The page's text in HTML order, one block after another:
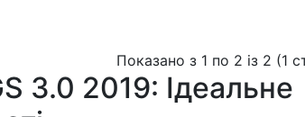
Показано з 1 по 2 із 2 (1
3.0 2019: Ідеальне